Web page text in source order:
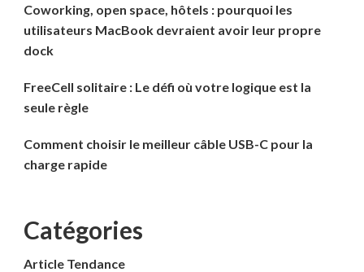
Coworking, open space, hôtels : pourquoi les
utilisateurs MacBook devraient avoir leur propre
dock
FreeCell solitaire : Le défi où votre logique est la
seule règle
Comment choisir le meilleur câble USB-C pour la
charge rapide
Catégories
Article Tendance